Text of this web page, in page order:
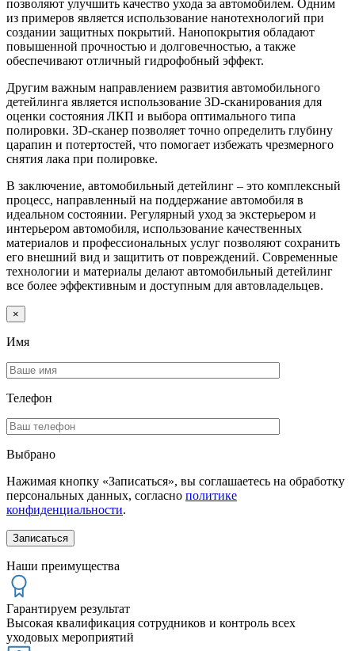
позволяют улучшить качество ухода за автомобилем. Одним
из примеров является использование нанотехнологий при
создании защитных покрытий. Нанопокрытия обладают
повышенной прочностью и долговечностью, а также
обеспечивают отличный гидрофобный эффект.
Другим важным направлением развития автомобильного
детейлинга является использование 3D-сканирования для
оценки состояния ЛКП и выбора оптимального типа
полировки. 3D-сканер позволяет точно определить глубину
царапин и потертостей, что помогает избежать чрезмерного
снятия лака при полировке.
В заключение, автомобильный детейлинг – это комплексный
процесс, направленный на поддержание автомобиля в
идеальном состоянии. Регулярный уход за экстерьером и
интерьером автомобиля, использование качественных
материалов и профессиональных услуг позволяют сохранить
его внешний вид и защитить от повреждений. Современные
технологии и материалы делают автомобильный детейлинг
все более эффективным и доступным для автовладельцев.
×
Имя
Телефон
Выбрано
Нажимая кнопку «Записаться», вы соглашаетесь на обработку
персональных данных, согласно политике
конфиденциальности.
Наши преимущества
Гарантируем результат
Высокая квалификация сотрудников и контроль всех
уходовых мероприятий